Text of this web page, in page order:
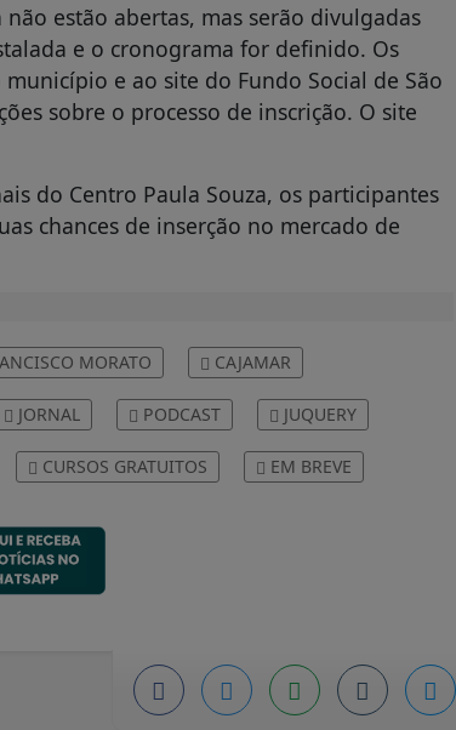
estão abertas, mas serão divulgadas
e o cronograma for definido. Os
e ao site do Fundo Social de São
sobre o processo de inscrição. O site
do Centro Paula Souza, os participantes
chances de inserção no mercado de
MORATO CAJAMAR
JORNAL PODCAST JUQUERY
CURSOS GRATUITOS EM BREVE